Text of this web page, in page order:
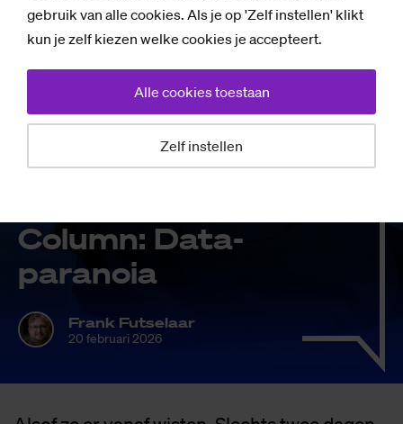
gebruik van alle cookies. Als je op 'Zelf instellen' klikt
kun je zelf kiezen welke cookies je accepteert.
Zelf instellen
Alle cookies toestaan
Co­lumn: Data-
pa­ra­noia
Frank Futselaar
20 februari 2026